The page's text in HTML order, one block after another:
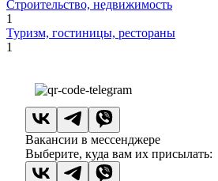
Строительство, недвижимость
1
Туризм, гостиницы, рестораны
1
Вакансии в мессенджере
Выберите, куда вам их присылать: